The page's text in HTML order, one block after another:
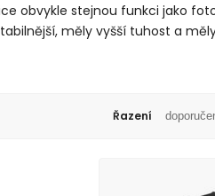
obvykle stejnou funkci jako
měly vyšší tuhost a
Řazení